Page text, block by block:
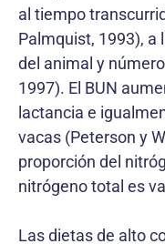
al tiempo
Palmquist, 1993), a
del animal y
1997). El BUN
lactancia e
vacas (Peterson y
proporción del
nitrógeno total es
Las dietas de alto